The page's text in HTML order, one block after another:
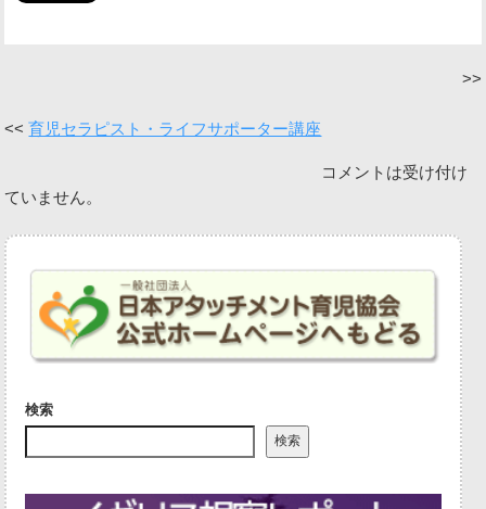
育児セラピスト・ライフサポーター講座
コメントは受け付け
ていません。
検索
検索